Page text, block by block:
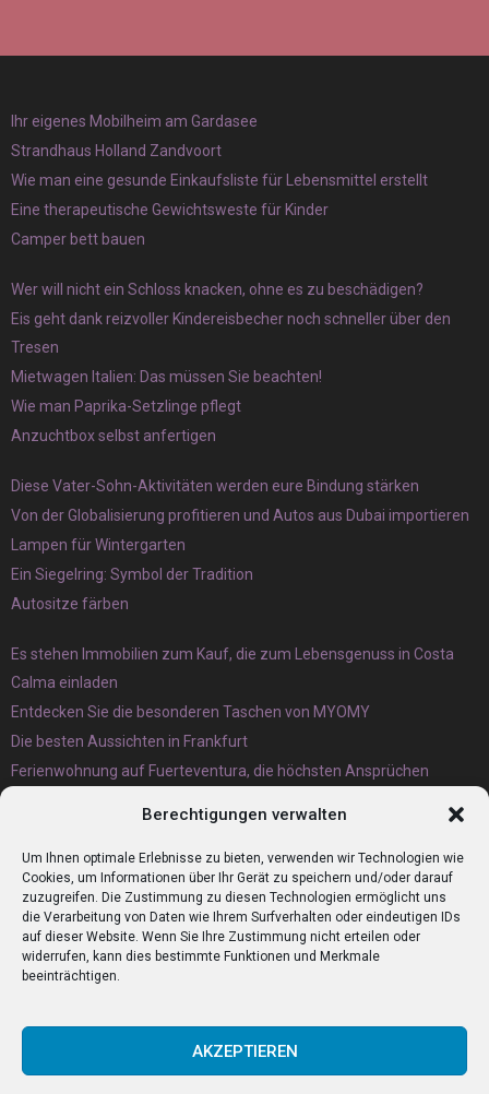
Berechtigungen verwalten
Um Ihnen optimale Erlebnisse zu bieten, verwenden wir Technologien wie
Cookies, um Informationen über Ihr Gerät zu speichern und/oder darauf
zuzugreifen. Die Zustimmung zu diesen Technologien ermöglicht uns
die Verarbeitung von Daten wie Ihrem Surfverhalten oder eindeutigen IDs
auf dieser Website. Wenn Sie Ihre Zustimmung nicht erteilen oder
widerrufen, kann dies bestimmte Funktionen und Merkmale
beeinträchtigen.
AKZEPTIEREN
Ihr eigenes Mobilheim am Gardasee
Strandhaus Holland Zandvoort
Wie man eine gesunde Einkaufsliste für Lebensmittel erstellt
Eine therapeutische Gewichtsweste für Kinder
Camper bett bauen
Wer will nicht ein Schloss knacken, ohne es zu beschädigen?
Eis geht dank reizvoller Kindereisbecher noch schneller über den
Tresen
Mietwagen Italien: Das müssen Sie beachten!
Wie man Paprika-Setzlinge pflegt
Anzuchtbox selbst anfertigen
Diese Vater-Sohn-Aktivitäten werden eure Bindung stärken
Von der Globalisierung profitieren und Autos aus Dubai importieren
Lampen für Wintergarten
Ein Siegelring: Symbol der Tradition
Autositze färben
Es stehen Immobilien zum Kauf, die zum Lebensgenuss in Costa
Calma einladen
Entdecken Sie die besonderen Taschen von MYOMY
Die besten Aussichten in Frankfurt
Ferienwohnung auf Fuerteventura, die höchsten Ansprüchen
Eternit Wellplatten Entsorgung lieber heute als morgen erledigen
lassen